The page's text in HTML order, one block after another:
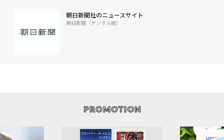
朝日新聞社のニュースサイト
朝日新聞（デジタル版）